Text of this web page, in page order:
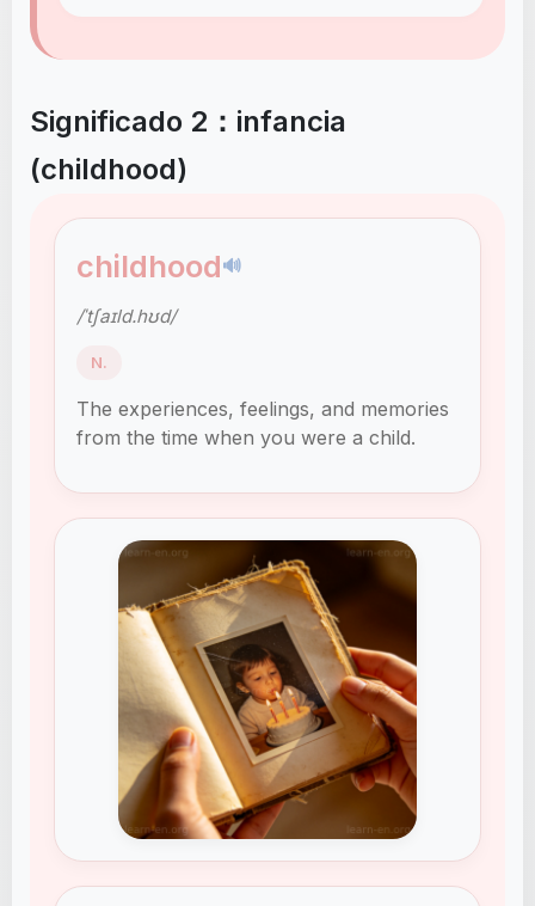
Significado 2：infancia
(childhood)
childhood🔊
/ˈtʃaɪld.hʊd/
N.
The experiences, feelings, and memories
from the time when you were a child.